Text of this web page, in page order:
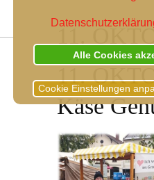
Cookie Einstellungen
Alle Cookies
11.
11.
Käse